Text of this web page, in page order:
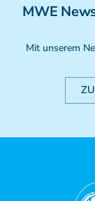
Fortbildung
PNE -
MWE
Mit unserem